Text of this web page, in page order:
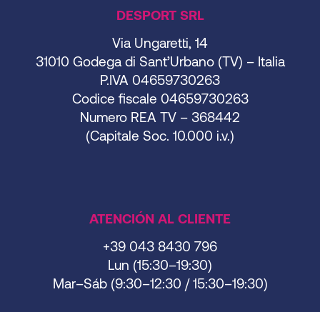
DESPORT SRL
Via Ungaretti, 14
31010 Godega di Sant’Urbano (TV) – Italia
P.IVA 04659730263
Codice fiscale 04659730263
Numero REA TV – 368442
(Capitale Soc. 10.000 i.v.)
ATENCIÓN AL CLIENTE
+39 043 8430 796
Lun (15:30–19:30)
Mar–Sáb (9:30–12:30 / 15:30–19:30)